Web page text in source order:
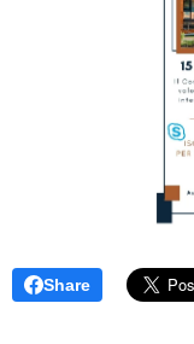
Share